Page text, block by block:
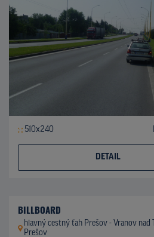
510x240
DETAIL
BILLBOARD
hlavný cestný ťah Prešov - Vranov nad
Prešov